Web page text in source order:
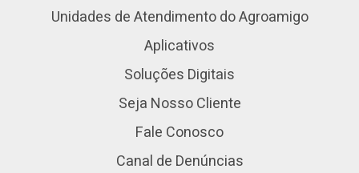
Unidades de Atendimento do Agroamigo
Aplicativos
Soluções Digitais
Seja Nosso Cliente
Fale Conosco
Canal de Denúncias